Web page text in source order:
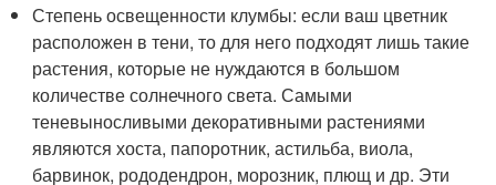
Степень освещенности клумбы: если ваш цветник
расположен в тени, то для него подходят лишь такие
растения, которые не нуждаются в большом
количестве солнечного света. Самыми
теневыносливыми декоративными растениями
являются хоста, папоротник, астильба, виола,
барвинок, рододендрон, морозник, плющ и др. Эти